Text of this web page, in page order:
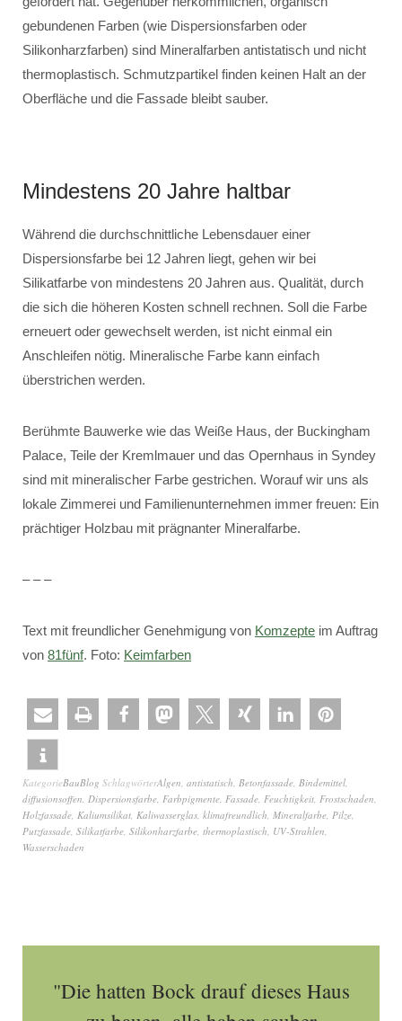
gebundenen Farben (wie Dispersionsfarben oder
Silikonharzfarben) sind Mineralfarben antistatisch und nicht
thermoplastisch. Schmutzpartikel finden keinen Halt an der
Oberfläche und die Fassade bleibt sauber.
Mindestens 20 Jahre haltbar
Während die durchschnittliche Lebensdauer einer
Dispersionsfarbe bei 12 Jahren liegt, gehen wir bei
Silikatfarbe von mindestens 20 Jahren aus. Qualität, durch
die sich die höheren Kosten schnell rechnen. Soll die Farbe
erneuert oder gewechselt werden, ist nicht einmal ein
Anschleifen nötig. Mineralische Farbe kann einfach
überstrichen werden.
Berühmte Bauwerke wie das Weiße Haus, der Buckingham
Palace, Teile der Kremlmauer und das Opernhaus in Syndey
sind mit mineralischer Farbe gestrichen. Worauf wir uns als
lokale Zimmerei und Familienunternehmen immer freuen: Ein
prächtiger Holzbau mit prägnanter Mineralfarbe.
– – –
Text mit freundlicher Genehmigung von Komzepte im Auftrag
von 81fünf. Foto: Keimfarben
KategorieBauBlog SchlagwörterAlgen, antistatisch, Betonfassade, Bindemittel,
diffusionsoffen, Dispersionsfarbe, Farbpigmente, Fassade, Feuchtigkeit, Frostschaden,
Holzfassade, Kaliumsilikat, Kaliwasserglas, klimafreundlich, Mineralfarbe, Pilze,
Putzfassade, Silikatfarbe, Silikonharzfarbe, thermoplastisch, UV-Strahlen,
Wasserschaden
"Die hatten Bock drauf dieses Haus